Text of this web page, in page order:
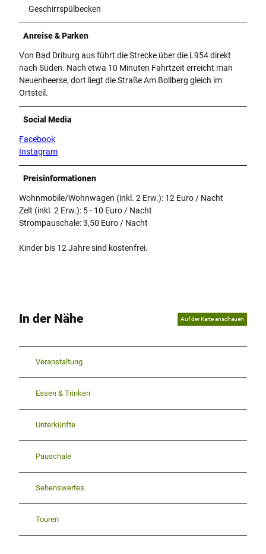
Geschirrspülbecken
Anreise & Parken
Von Bad Driburg aus führt die Strecke über die L954 direkt
nach Süden. Nach etwa 10 Minuten Fahrtzeit erreicht man
Neuenheerse, dort liegt die Straße Am Bollberg gleich im
Ortsteil.
Social Media
Facebook
Instagram
Preisinformationen
Wohnmobile/Wohnwagen (inkl. 2 Erw.): 12 Euro / Nacht
Zelt (inkl. 2 Erw.): 5 - 10 Euro / Nacht
Strompauschale: 3,50 Euro / Nacht
Kinder bis 12 Jahre sind kostenfrei.
In der Nähe Auf der Karte anschauen
Veranstaltung
Essen & Trinken
Unterkünfte
Pauschale
Sehenswertes
Touren